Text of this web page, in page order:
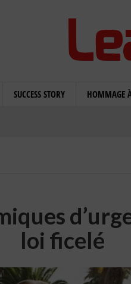
SUCCESS STORY HOMMAGE
loi ficelé